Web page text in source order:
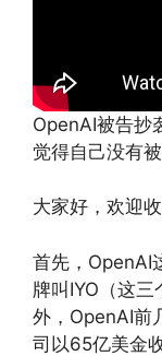
OpenAI被告抄
觉得自己没有
大家好，欢迎
首先，OpenAI
牌叫IYO（这三
外，OpenAI前
司以65亿美金